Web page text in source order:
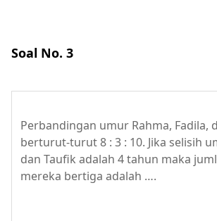
Soal No. 3
Perbandingan umur Rahma, Fadila,
berturut-turut 8 : 3 : 10. Jika selisih
dan Taufik adalah 4 tahun maka
mereka bertiga adalah ….